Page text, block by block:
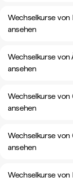
Wechselkurse von
ansehen
Wechselkurse von
ansehen
Wechselkurse von
ansehen
Wechselkurse von
ansehen
Wechselkurse von